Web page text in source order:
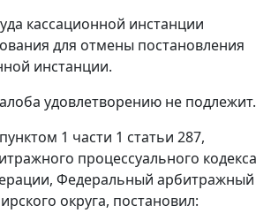
кассационной инстанции
для отмены постановления
инстанции.
удовлетворению не подлежит.
пунктом 1 части 1 статьи 287,
процессуального кодекса
Федеральный арбитражный
округа, постановил: